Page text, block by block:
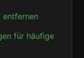
entfernen
für häufige